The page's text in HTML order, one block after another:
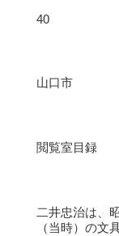
文書（防府市）
40
山口市
閲覧室目録
二井忠治は、
（当時）の文